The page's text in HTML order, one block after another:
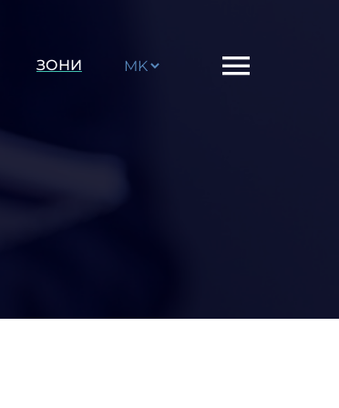
ЗОНИ
Choose